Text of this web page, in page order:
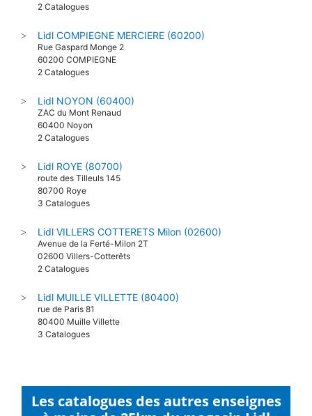
2 Catalogues
> Lidl COMPIEGNE MERCIERE (60200)
Rue Gaspard Monge 2
60200 COMPIEGNE
2 Catalogues
> Lidl NOYON (60400)
ZAC du Mont Renaud
60400 Noyon
2 Catalogues
> Lidl ROYE (80700)
route des Tilleuls 145
80700 Roye
3 Catalogues
> Lidl VILLERS COTTERETS Milon (02600)
Avenue de la Ferté-Milon 2T
02600 Villers-Cotterêts
2 Catalogues
> Lidl MUILLE VILLETTE (80400)
rue de Paris 81
80400 Muille Villette
3 Catalogues
Les catalogues des autres enseignes